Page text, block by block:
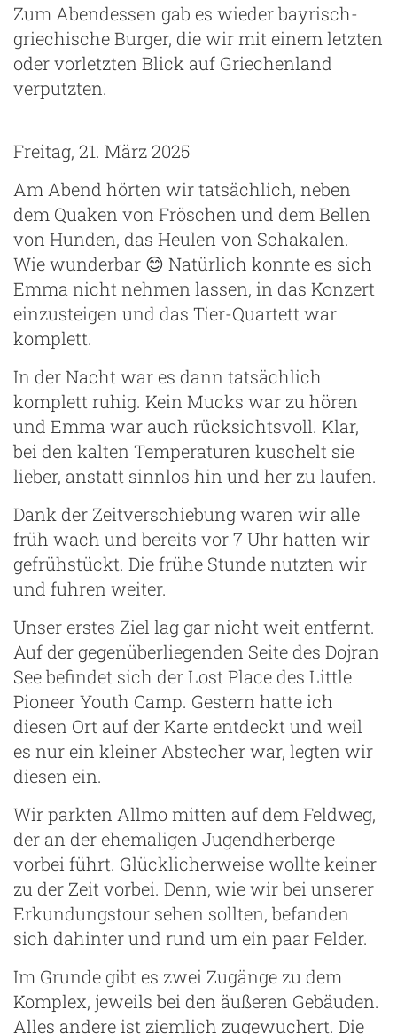
Zum Abendessen gab es wieder bayrisch-
griechische Burger, die wir mit einem letzten
oder vorletzten Blick auf Griechenland
verputzten.
Freitag, 21. März 2025
Am Abend hörten wir tatsächlich, neben
dem Quaken von Fröschen und dem Bellen
von Hunden, das Heulen von Schakalen.
Wie wunderbar 😊 Natürlich konnte es sich
Emma nicht nehmen lassen, in das Konzert
einzusteigen und das Tier-Quartett war
komplett.
In der Nacht war es dann tatsächlich
komplett ruhig. Kein Mucks war zu hören
und Emma war auch rücksichtsvoll. Klar,
bei den kalten Temperaturen kuschelt sie
lieber, anstatt sinnlos hin und her zu laufen.
Dank der Zeitverschiebung waren wir alle
früh wach und bereits vor 7 Uhr hatten wir
gefrühstückt. Die frühe Stunde nutzten wir
und fuhren weiter.
Unser erstes Ziel lag gar nicht weit entfernt.
Auf der gegenüberliegenden Seite des Dojran
See befindet sich der Lost Place des Little
Pioneer Youth Camp. Gestern hatte ich
diesen Ort auf der Karte entdeckt und weil
es nur ein kleiner Abstecher war, legten wir
diesen ein.
Wir parkten Allmo mitten auf dem Feldweg,
der an der ehemaligen Jugendherberge
vorbei führt. Glücklicherweise wollte keiner
zu der Zeit vorbei. Denn, wie wir bei unserer
Erkundungstour sehen sollten, befanden
sich dahinter und rund um ein paar Felder.
Im Grunde gibt es zwei Zugänge zu dem
Komplex, jeweils bei den äußeren Gebäuden.
Alles andere ist ziemlich zugewuchert. Die